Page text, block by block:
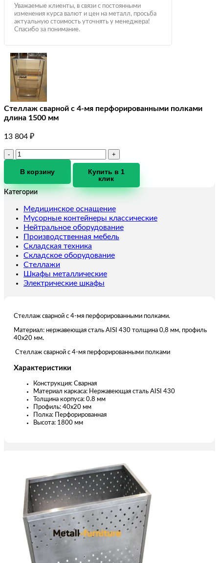
Уважаемые клиенты, в связи с постоянными
изменения курса валют и цен на металл, просьба
актуальную стоимость уточнять у менеджера!
Спасибо за понимание.
Стеллаж сварной с 4-мя перфорированными полками
длина 1500 мм
13 804 ₽
Количество
Стеллаж
с
мя
перфорированными
полками
длина
1500
мм
В корзину
Купить в 1
клик
Категории
Медицинское оснащение
Мусорные контейнеры классические
Нейтральное оборудование
Производственная мебель
Складская техника
Складское оборудование
Стеллажи
Шкафы металлические
Электрические шкафы
Стеллаж сварной с 4-мя перфорированными полками.
Материал: нержавеющая сталь AISI 430 толщина 0,8 мм, профиль
40х20 мм.
Стеллаж сварной с 4-мя перфорированными полками
Характеристики
Конструкция: Сварная
Материал каркаса: Нержавеющая сталь AISI 430
Толщина корпуса: 0.8 мм
Профиль: 40х20 мм
Полка: Перфорированная
Высота: 1800 мм